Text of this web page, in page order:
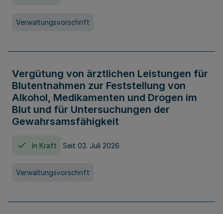
Verwaltungsvorschrift
Vergütung von ärztlichen Leistungen für
Blutentnahmen zur Feststellung von
Alkohol, Medikamenten und Drogen im
Blut und für Untersuchungen der
Gewahrsamsfähigkeit
In Kraft Seit 03. Juli 2026
Verwaltungsvorschrift